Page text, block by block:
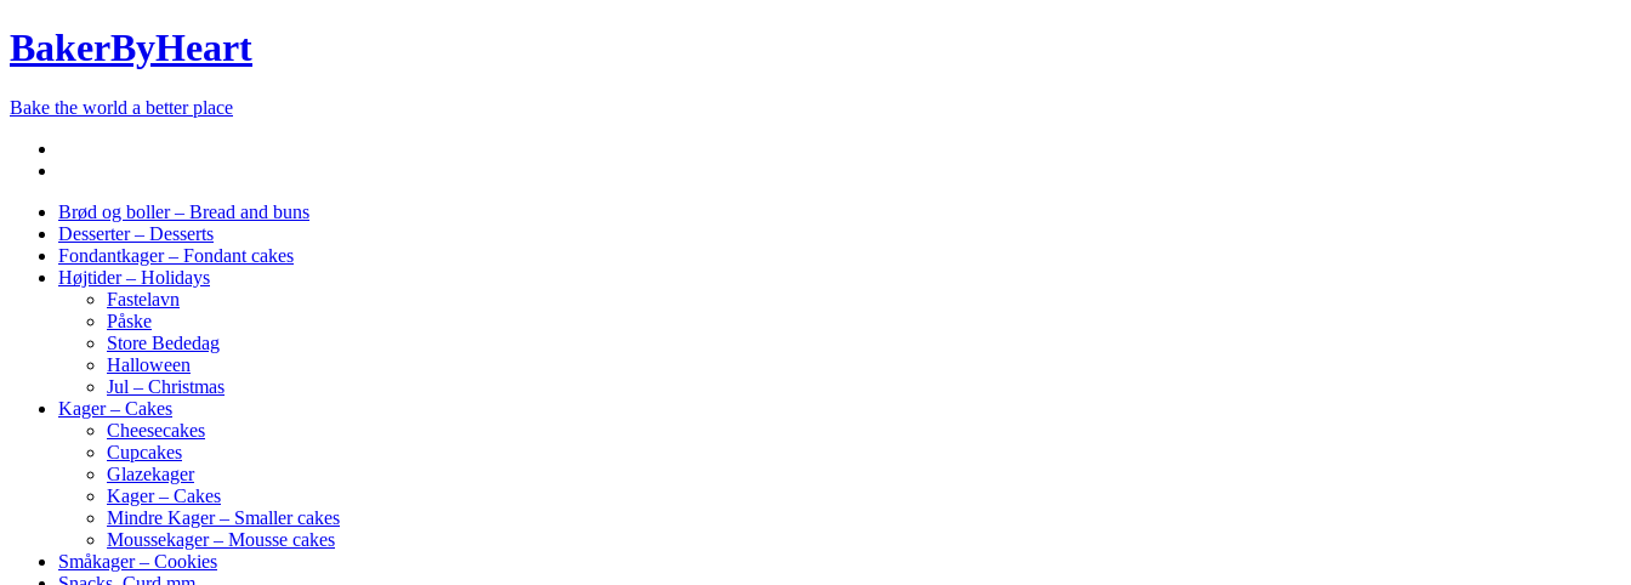
BakerByHeart
Bake the world a better place
Brød og boller – Bread and buns
Desserter – Desserts
Fondantkager – Fondant cakes
Højtider – Holidays
Fastelavn
Påske
Store Bededag
Halloween
Jul – Christmas
Kager – Cakes
Cheesecakes
Cupcakes
Glazekager
Kager – Cakes
Mindre Kager – Smaller cakes
Moussekager – Mousse cakes
Småkager – Cookies